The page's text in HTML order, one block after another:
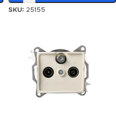
SKU: 25155